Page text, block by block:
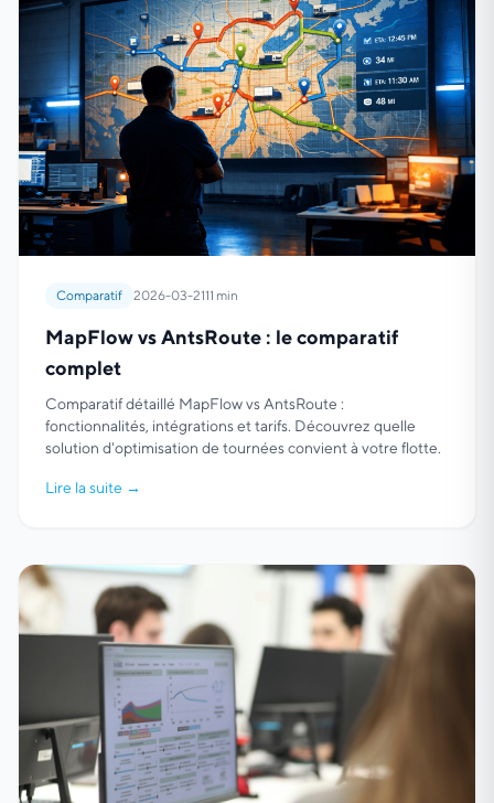
Comparatif 2026-03-2111 min
MapFlow vs AntsRoute : le comparatif
complet
Comparatif détaillé MapFlow vs AntsRoute :
fonctionnalités, intégrations et tarifs. Découvrez quelle
solution d'optimisation de tournées convient à votre flotte.
Lire la suite →